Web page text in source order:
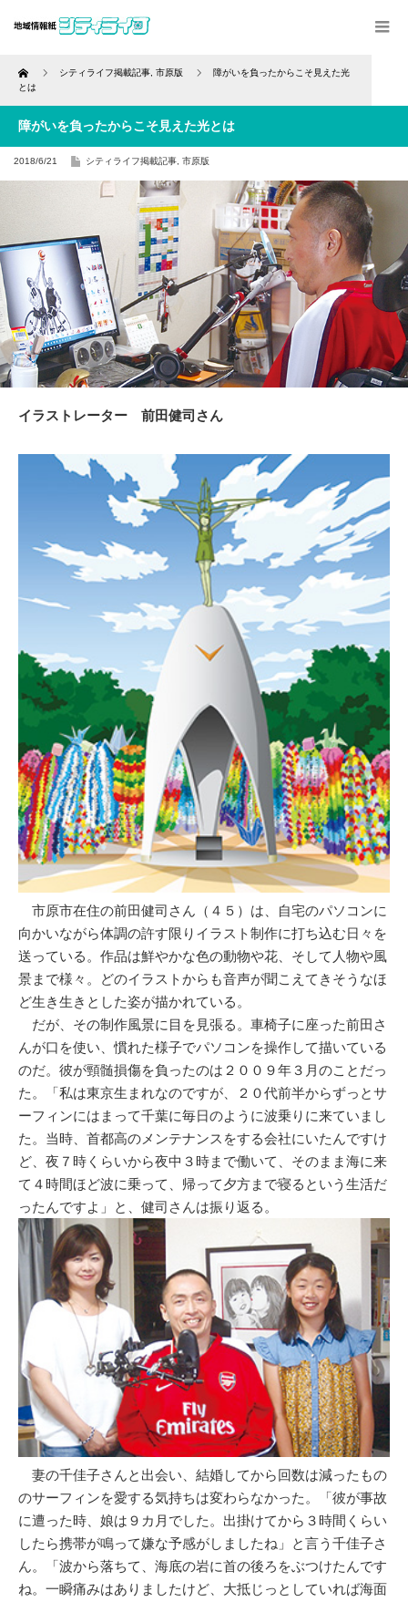
Home シティライフ掲載記事 市原版
障がいを負ったからこそ見えた光
とは
障がいを負ったからこそ見えた光とは
2018/6/21 シティライフ掲載記事 市原版
イラストレーター 前田健司さん
市原市在住の前田健司さん（４５）は、自宅のパソコンに
向かいながら体調の許す限りイラスト制作に打ち込む日々を
送っている。作品は鮮やかな色の動物や花、そして人物や風
景まで様々。どのイラストからも音声が聞こえてきそうなほ
ど生き生きとした姿が描かれている。
だが、その制作風景に目を見張る。車椅子に座った前田さ
んが口を使い、慣れた様子でパソコンを操作して描いている
のだ。彼が頸髄損傷を負ったのは２００９年３月のことだっ
た。「私は東京生まれなのですが、２０代前半からずっとサ
ーフィンにはまって千葉に毎日のように波乗りに来ていまし
た。当時、首都高のメンテナンスをする会社にいたんですけ
ど、夜７時くらいから夜中３時まで働いて、そのまま海に来
て４時間ほど波に乗って、帰って夕方まで寝るという生活だ
ったんですよ」と、健司さんは振り返る。
妻の千佳子さんと出会い、結婚してから回数は減ったもの
のサーフィンを愛する気持ちは変わらなかった。「彼が事故
に遭った時、娘は９カ月でした。出掛けてから３時間くらい
したら携帯が鳴って嫌な予感がしましたね」と言う千佳子さ
ん。「波から落ちて、海底の岩に首の後ろをぶつけたんです
ね。一瞬痛みはありましたけど、大抵じっとしていれば海面